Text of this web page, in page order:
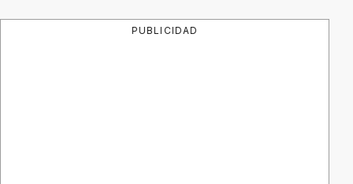
PUBLICIDAD